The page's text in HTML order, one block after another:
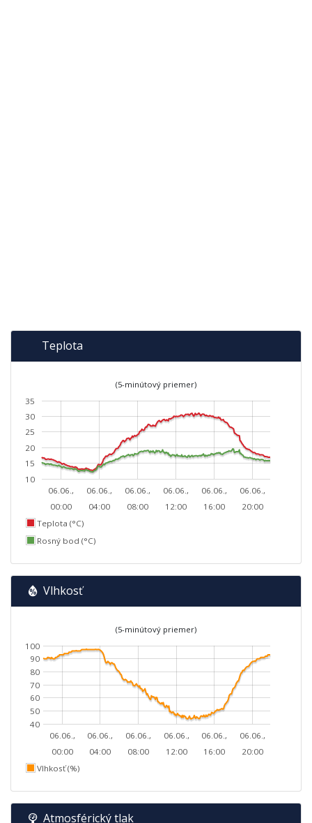
Teplota
(5-minútový priemer)
06.06.,
00:00
06.06.,
04:00
06.06.,
08:00
06.06.,
12:00
06.06.,
16:00
06.06.,
20:00
10
15
20
25
30
35
Teplota (°C)
Rosný bod (°C)
Vlhkosť
(5-minútový priemer)
06.06.,
00:00
06.06.,
04:00
06.06.,
08:00
06.06.,
12:00
06.06.,
16:00
06.06.,
20:00
40
50
60
70
80
90
100
Vlhkosť (%)
Atmosférický tlak